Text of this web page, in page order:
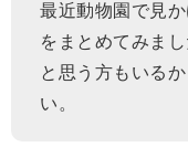
最近動物園で見
をまとめてみま
と思う方もいる
い。